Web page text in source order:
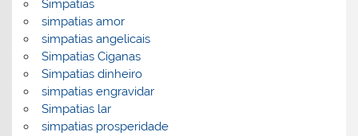
Simpatias
simpatias amor
simpatias angelicais
Simpatias Ciganas
Simpatias dinheiro
simpatias engravidar
Simpatias lar
simpatias prosperidade